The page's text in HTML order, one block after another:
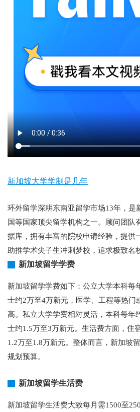
新加坡大学学制是几年
环外留学深耕东南亚留学市场13年，是
国等国家顶尖留学机构之一。顾问团队
据库，拥有丰富的院校申请经验，提供
助推学术尖子生冲刺梦校，追求极致名
新加坡留学学费
新加坡留学学费如下：公立大学本科每
士约2万至4万新元，医学、工程等热门
高。私立大学学费相对灵活，本科每年
士约1.5万至3万新元。生活费方面，住
1.2万至1.8万新元。整体而言，新加坡
规划预算。
新加坡留学生活费
新加坡留学生活费大致每月需1500至